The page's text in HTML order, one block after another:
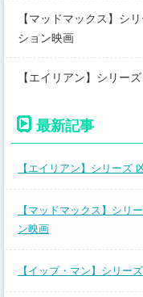
【マッドマックス】シ
ション映画
【エイリアン】シリー
最新記事
【エイリアン】シリーズ
【マッドマックス】シリ
ン映画
【イップ・マン】シリー